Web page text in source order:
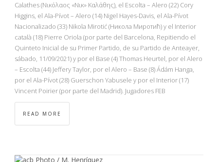
Calathes (Νικόλαος «Νικ» Καλάθης), el Escolta – Alero (22) Cory
Higgins, el Ala-Pívot – Alero (14) Nigel Hayes-Davis, el Ala-Pívot
Nacionalizado (33) Nikola Mirotić (Никола Миротић) y el Interior
català (18) Pierre Oriola (por parte del Barcelona, Repitiendo el
Quinteto Inicial de su Primer Partido, de su Partido de Anteayer,
sábado, 11/09/2021) y por el Base (4) Thomas Heurtel, por el Alero
– Escolta (44) Jeffery Taylor, por el Alero – Base (8) Ádám Hanga,
por el Ala-Pívot (28) Guerschon Yabusele y por el Interior (17)
Vincent Poirier (por parte del Madrid). Jugadores FEB
READ MORE